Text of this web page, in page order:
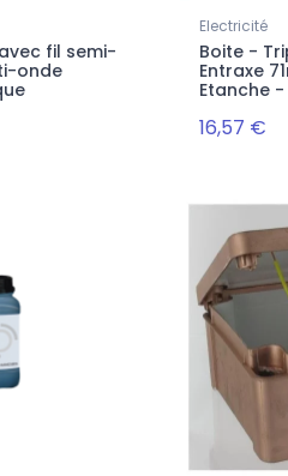
avec fil semi-
onde
Electricité
Boite -
Entraxe
Etanche -
16,57 €